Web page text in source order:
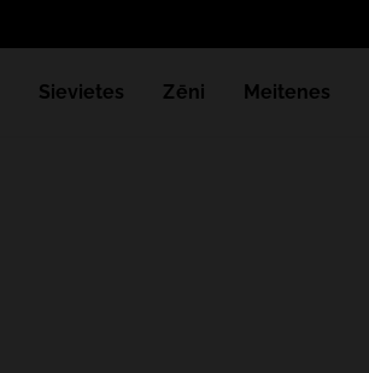
Sievietes Zēni Meitenes